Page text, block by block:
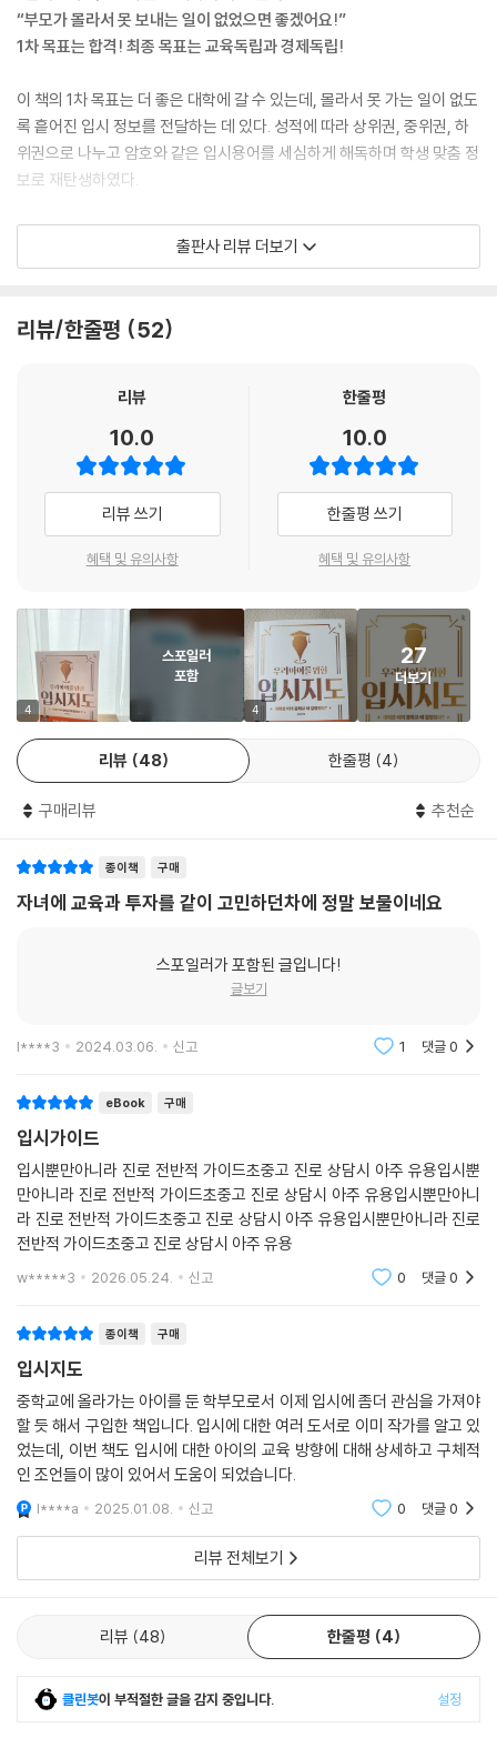
AI 시대에 살아남을 학교 ① 미네르바스쿨
AI 시대에 살아남을 학교 ② 에콜 42
입시 정보 총정리 〈tip〉
2025학년도 의대 정원 확대의 의미와 파장
K-pop 국제학교의 사례로 본 대안교육의 어려움
고입, 대입 정보를 제공하는 곳
고입이 목표인가, 대입이 목표인가?
군 자녀를 위한 파주 한민고
미네르바스쿨과 관련된 정보
민간 조종사가 되는 길
방송통신대학과 사이버대학
서울대 대학원도 미달인 교육 현실
수능 점수가 필요 없는 한국예술종합학교(한예종) 338
수학과 과학 교육에 중점을 두는 과학 중점 학교(일반고)
수학이나 영어를 잘하면 편입이 쉬울까?
시골 학교에는 또래 친구가 없다? 위아래 수직 소통으로 해결!
어릴 때 코딩과 디지털 교육이 도움이 될까? - 미국 알트스쿨의 실패 사례
영재학교가 서울대로 가는 최단 경로일까?
와세다대학 국제교양학부와 일본 국립대 유학
외고와 국제고의 장단점
우리나라에서 전통 교육으로 미래를 대비하는 유대인 자녀 교육 실천하기
우리 아이 공부 머리 테스트하기
자율고와 특목고 입시를 준비해야 할까?
전국의 국립초등학교
초등교환교류학생제도
필리핀과 말레이시아의 국제학교
학교별 연간 교육비 현황
학력이 인정되는 인가 대안학교
학원 수업 시간보다 자습 시간 확보가 중요!
홈스쿨러의 사회성 우려에 대해
부록 & 1+1 전자책 자료소개와 다운로드
〈부록 2〉 전국 100위권 고등학교 입시 결과 (ft. 서울대 & 의대 & 기타)
〈전자책〉 ‘2028 대입 제도 개편안’ 해독법
참고 문헌
찾아보기
“부모가 몰라서 못 보내는 일이 없었으면 좋겠어요!”
1차 목표는 합격! 최종 목표는 교육독립과 경제독립!
이 책의 1차 목표는 더 좋은 대학에 갈 수 있는데, 몰라서 못 가는 일이 없도
록 흩어진 입시 정보를 전달하는 데 있다. 성적에 따라 상위권, 중위권, 하
위권으로 나누고 암호와 같은 입시용어를 세심하게 해독하며 학생 맞춤 정
보로 재탄생하였다.
이 책은 ‘공부머리 테스트’를 통해 본인의 실력을 객관적으로 점검하는 것
부터 시작된다. 이 과정이 필요한 것은 대한민국 가정이 사교육 시장의 호
없는 재수와 삼수를 지양하고, 고학력 예비 실업자를 막는 데 있지 않을
이 최선의 선택을 내리게끔 도와주는 게 이 책의 진짜 목표라 할 수 있다.
연간 등록금 0원~4,000만원 양극화 시대!
성적과 형편에 맞는 맞춤 학교 찾기 大작전
(ft. 유치원 2유형, 초등 5유형, 중등 4유형, 고등 9유형)
대한민국은 대학을 졸업해야 좋은 직업을 갖는다. 그래서 입시는 여전히
도 안 된다. 내 아이가 어떤 성향인지, 아이에게 맞는 학교는 어디인지, 12
년간 이어질 입시 마라톤을 제대로 달리려면 면밀한 조사와 관찰이 필요하
다. 학교 선택지도 예전보다 다양해졌다. 입시 전형과 등록금 범위도 천차
만별이다.
한 가정의 교육독립은 물론 부모의 노후까지 생각한다면 아이 성적과 가정
형편까지 고려하여 최적의 학교를 추려야 한다. 이 책은 유치원부터 고등
와 아이에게 기본 테두리를 제시하고 머리를 맞대며 함께 고민하게 해준
〈1+1 전자책〉 증정 - ‘2028 대입제도 개편안’ 해독법
〈부록 ②〉 전국 100위권 고등학교 입시 결과(ft.서울대&의대&기타)
리미, 국회자료 등 이미 공개된 정보를 취합하는 것은 물론, 주요 학교 입시
담당자와 인터뷰하며 저자가 직접 발로 뛰어 만든 〈부록 - 전국 100위권
또한 10년 가까이 전국의 학부모들과 1:1 상담을 진행하며 도출한 입시 로
드맵은 이 책만의 정성적 근거가 된다. 대한민국 입시 유형이 이 책에 대부
분 속해있다고 해도 과언이 아닐 것이다.
입시와 교육은 아이를 믿어주고 기다려주는 부모의 내공이 절실하다. 치열
한 경쟁 속에서 스스로 헤쳐 나갈 수 있도록 옆에서 응원을 하는 게 부모의
필요 없이 부모 내공을 단단히 해주기를 바란다. 마지막으로 〈‘2028 대입
맞춰 그때그때 펼쳐보면 좋을 것이고, 전자책은 최신 입시 정보가 궁금할
때 참고하면 좋을 것이다.
국내 최초 학군&입시 전문가
20년 차 강남 대치동 명강사, 소수 독식 고급 입시정보 대공개!
서울대학교에서 동양사학을 전공한 후 한양대학교 대학원에서 영어 교육
석사 학위를 받았다. ‘더나음연구소’에서 부모들과 함께 교육 이론 실천모
에 진학시켰다. 하지만 교실에서 점점 무기력해지는 아이들과 좋은 대학을
나와도 취업이 안 되는 제자들을 보며 진짜 교육이 무엇인지 되돌아보게
이 사교육에만 올인하는 세태를 막아보자고 결심했다.
출판사 리뷰 더보기
리뷰/한줄평 52
리뷰
10.0
리뷰 쓰기
혜택 및 유의사항
한줄평
10.0
한줄평 쓰기
혜택 및 유의사항
4
스포일러
포함
4
27
더보기
리뷰 48 한줄평 4
구매리뷰 추천순
종이책 구매
자녀에 교육과 투자를 같이 고민하던차에 정말 보물이네요
스포일러가 포함된 글입니다!
글보기
l****3 2024.03.06. 신고 1 댓글0
eBook 구매
입시가이드
입시뿐만아니라 진로 전반적 가이드초중고 진로 상담시 아주 유용입시뿐
만아니라 진로 전반적 가이드초중고 진로 상담시 아주 유용입시뿐만아니
라 진로 전반적 가이드초중고 진로 상담시 아주 유용입시뿐만아니라 진로
전반적 가이드초중고 진로 상담시 아주 유용
w*****3 2026.05.24. 신고 0 댓글0
종이책 구매
입시지도
중학교에 올라가는 아이를 둔 학부모로서 이제 입시에 좀더 관심을 가져야
할 듯 해서 구입한 책입니다. 입시에 대한 여러 도서로 이미 작가를 알고 있
었는데, 이번 책도 입시에 대한 아이의 교육 방향에 대해 상세하고 구체적
인 조언들이 많이 있어서 도움이 되었습니다.
l****a 2025.01.08. 신고 0 댓글0
리뷰 전체보기
리뷰 48 한줄평 4
클린봇이 부적절한 글을 감지 중입니다. 설정